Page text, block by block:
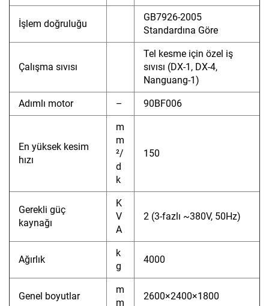
İşlem doğruluğu
GB7926-2005
Standardına Göre
Çalışma sıvısı
Tel kesme için özel iş
sıvısı (DX-1, DX-4,
Nanguang-1)
Adımlı motor – 90BF006
En yüksek kesim
hızı
m
m
²/
d
k
150
Gerekli güç
kaynağı
K
V
A
2 (3-fazlı ~380V, 50Hz)
Ağırlık
k
g
4000
Genel boyutlar
m
m
2600×2400×1800